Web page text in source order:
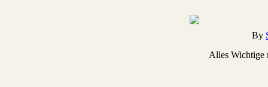
By
Alles Wichtige